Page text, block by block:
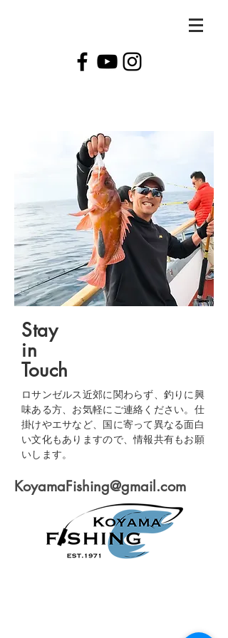
Stay
in
Touch
ロサンゼルス近郊に関わらず、釣りに興
味ある方、お気軽にご連絡ください。仕
掛けやエサなど、国に寄って異なる面白
い文化もありますので、情報共有もお願
いします。
KoyamaFishing@gmail.com